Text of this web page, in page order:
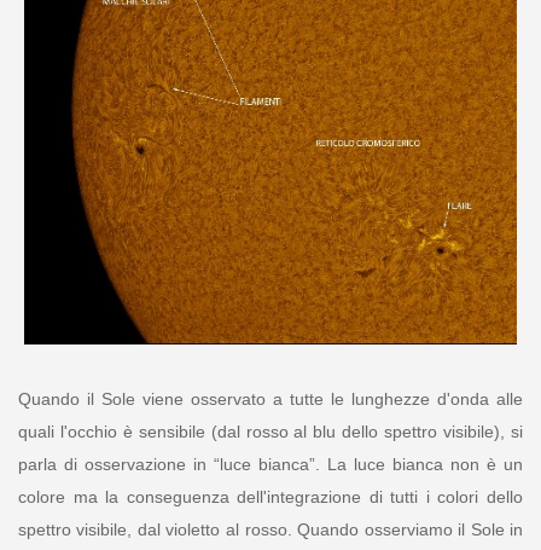
Quando il Sole viene osservato a tutte le lunghezze d'onda alle
quali l'occhio è sensibile (dal rosso al blu dello spettro visibile), si
parla di osservazione in “luce bianca”. La luce bianca non è un
colore ma la conseguenza dell'integrazione di tutti i colori dello
spettro visibile, dal violetto al rosso. Quando osserviamo il Sole in